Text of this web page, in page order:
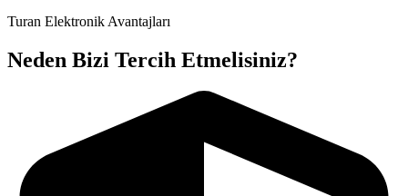
Turan Elektronik Avantajları
Neden Bizi Tercih Etmelisiniz?